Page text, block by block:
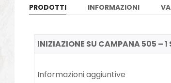
PRODOTTI INFORMAZIONI
INIZIAZIONE SU CAMPANA 505 – 1
Informazioni aggiuntive